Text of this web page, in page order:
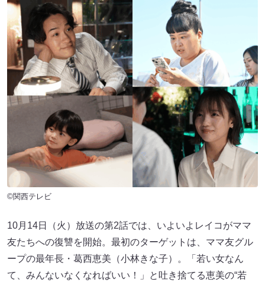
©関西テレビ
10月14日（火）放送の第2話では、いよいよレイコがママ
友たちへの復讐を開始。最初のターゲットは、ママ友グル
ープの最年長・葛西恵美（小林きな子）。「若い女なん
て、みんないなくなればいい！」と吐き捨てる恵美の“若